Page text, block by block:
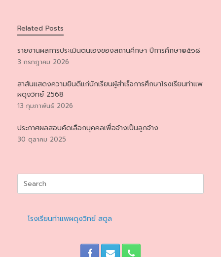
Related Posts
รายงานผลการประเมินตนเองของสถานศึกษา ปีการศึกษา๒๕๖๘
3 กรกฎาคม 2026
สาส์นแสดงความยินดีแก่นักเรียนผู้สำเร็จการศึกษาโรงเรียนท่าแพ
ผดุงวิทย์ 2568
13 กุมภาพันธ์ 2026
ประกาศผลสอบคัดเลือกบุคคลเพื่อจ้างเป็นลูกจ้าง
30 ตุลาคม 2025
Search
for:
โรงเรียนท่าแพผดุงวิทย์ สตูล